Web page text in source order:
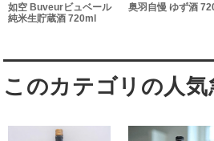
如空 Buveurビュベール
純米生貯蔵酒 720ml
奥羽自慢 ゆず酒